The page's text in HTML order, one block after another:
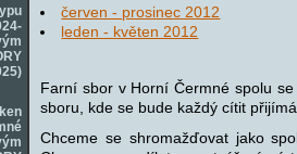
červen - prosinec 2012
leden - květen 2012
Farní sbor v Horní Čermné spolu
sboru, kde se bude každý cítit
Chceme se shromažďovat jako